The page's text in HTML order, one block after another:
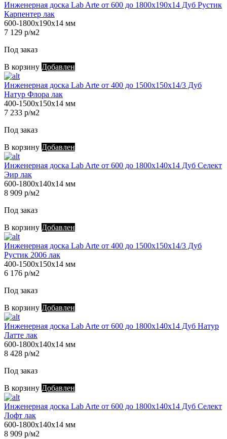
Инженерная доска Lab Arte от 600 до 1800х190х14 Дуб Рустик
Карпентер лак
600-1800х190х14 мм
7 129 р/м2
Под заказ
В корзину Добавлен
Инженерная доска Lab Arte от 400 до 1500х150х14/3 Дуб
Натур Флора лак
400-1500х150х14 мм
7 233 р/м2
Под заказ
В корзину Добавлен
Инженерная доска Lab Arte от 600 до 1800х140х14 Дуб Селект
Эир лак
600-1800х140х14 мм
8 909 р/м2
Под заказ
В корзину Добавлен
Инженерная доска Lab Arte от 400 до 1500х150х14/3 Дуб
Рустик 2006 лак
400-1500х150х14 мм
6 176 р/м2
Под заказ
В корзину Добавлен
Инженерная доска Lab Arte от 600 до 1800х140х14 Дуб Натур
Латте лак
600-1800х140х14 мм
8 428 р/м2
Под заказ
В корзину Добавлен
Инженерная доска Lab Arte от 600 до 1800х140х14 Дуб Селект
Лофт лак
600-1800х140х14 мм
8 909 р/м2